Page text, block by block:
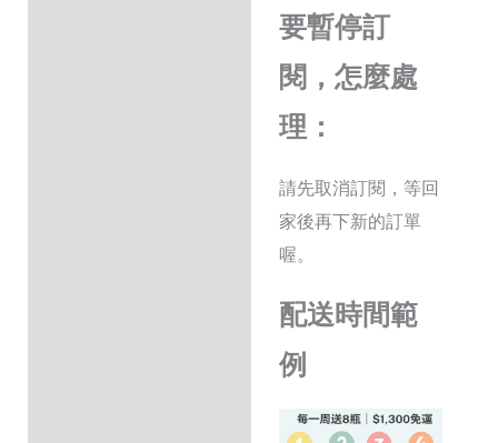
要暫停訂
閱，怎麼處
理：
請先取消訂閱，等回
家後再下新的訂單
喔。
配送時間範
例